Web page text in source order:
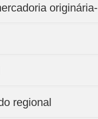
originária-
regional